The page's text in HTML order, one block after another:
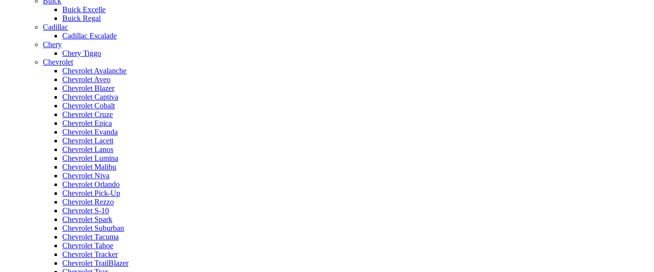
Buick Excelle
Buick Regal
Cadillac
Cadillac Escalade
Chery
Chery Tiggo
Chevrolet
Chevrolet Avalanche
Chevrolet Aveo
Chevrolet Blazer
Chevrolet Captiva
Chevrolet Cobalt
Chevrolet Cruze
Chevrolet Epica
Chevrolet Evanda
Chevrolet Lacett
Chevrolet Lanos
Chevrolet Lumina
Chevrolet Malibu
Chevrolet Niva
Chevrolet Orlando
Chevrolet Pick-Up
Chevrolet Rezzo
Chevrolet S-10
Chevrolet Spark
Chevrolet Suburban
Chevrolet Tacuma
Chevrolet Tahoe
Chevrolet Tracker
Chevrolet TrailBlazer